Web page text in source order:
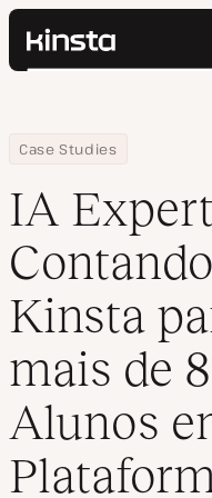
Kinsta®
Preços
Contato
Pesquisar
Home
Empresa
Case Studies
IA Expert Academy –
IA
Kinsta
mais de
Alunos